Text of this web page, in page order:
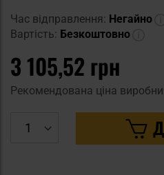
Час відправлення: Негайно
Вартість: Безкоштовно
3 105,52 грн
Рекомендована ціна